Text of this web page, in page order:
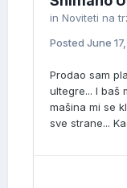
in Noviteti na
Posted June
Prodao sam
ultegre... I baš
mašina mi se
sve strane...